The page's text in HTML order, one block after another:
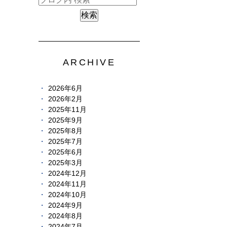
ARCHIVE
2026年6月
2026年2月
2025年11月
2025年9月
2025年8月
2025年7月
2025年6月
2025年3月
2024年12月
2024年11月
2024年10月
2024年9月
2024年8月